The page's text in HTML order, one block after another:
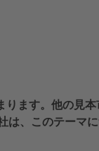
ます。他の見
、このテーマ